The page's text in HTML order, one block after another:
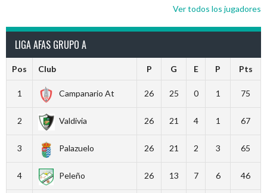
Ver todos los jugadores
LIGA AFAS GRUPO A
Pos Club P G E P Pts
1 Campanario At 26 25 0 1 75
2 Valdivia 26 21 4 1 67
3 Palazuelo 26 21 2 3 65
4 Peleño 26 13 7 6 46